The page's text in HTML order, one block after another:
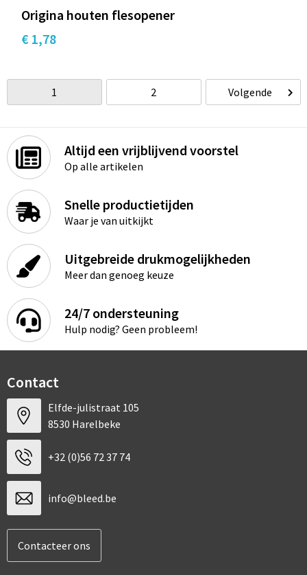
Origina houten flesopener
€ 1,78
1 2 Volgende
Altijd een vrijblijvend voorstel
Op alle artikelen
Snelle productietijden
Waar je van uitkijkt
Uitgebreide drukmogelijkheden
Meer dan genoeg keuze
24/7 ondersteuning
Hulp nodig? Geen probleem!
Contact
Elfde-julistraat 105
8530 Harelbeke
+32 (0)56 72 37 74
info@bleed.be
Contacteer ons